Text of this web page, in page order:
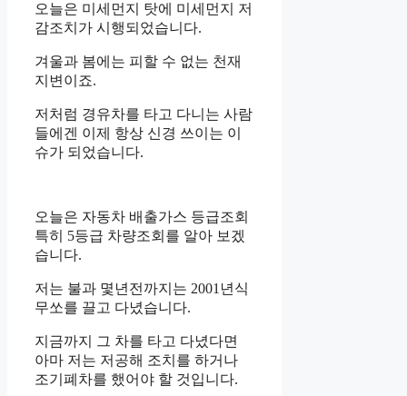
오늘은 미세먼지 탓에 미세먼지 저
감조치가 시행되었습니다.
겨울과 봄에는 피할 수 없는 천재
지변이죠.
저처럼 경유차를 타고 다니는 사람
들에겐 이제 항상 신경 쓰이는 이
슈가 되었습니다.
오늘은 자동차 배출가스 등급조회
특히 5등급 차량조회를 알아 보겠
습니다.
저는 불과 몇년전까지는 2001년식
무쏘를 끌고 다녔습니다.
지금까지 그 차를 타고 다녔다면
아마 저는 저공해 조치를 하거나
조기폐차를 했어야 할 것입니다.